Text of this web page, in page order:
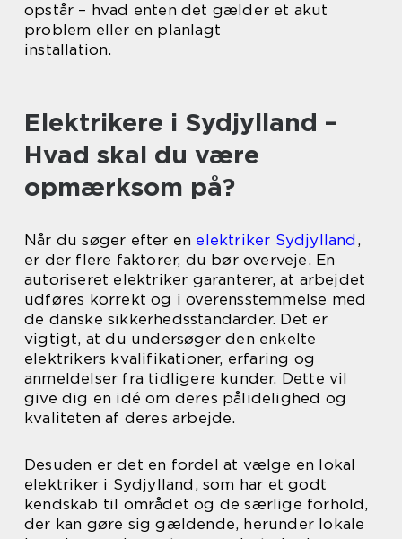
opstår – hvad enten det gælder et akut
problem eller en planlagt
installation.
Elektrikere i Sydjylland –
Hvad skal du være
opmærksom på?
Når du søger efter en elektriker Sydjylland ,
er der flere faktorer, du bør overveje. En
autoriseret elektriker garanterer, at arbejdet
udføres korrekt og i overensstemmelse med
de danske sikkerhedsstandarder. Det er
vigtigt, at du undersøger den enkelte
elektrikers kvalifikationer, erfaring og
anmeldelser fra tidligere kunder. Dette vil
give dig en idé om deres pålidelighed og
kvaliteten af deres arbejde.
Desuden er det en fordel at vælge en lokal
elektriker i Sydjylland, som har et godt
kendskab til området og de særlige forhold,
der kan gøre sig gældende, herunder lokale